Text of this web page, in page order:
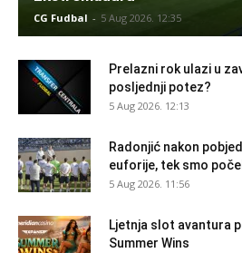
CG Fudbal - 5 Aug 2026. 12:35
Prelazni rok ulazi u
posljednji potez?
5 Aug 2026. 12:13
Radonjić nakon
euforije, tek smo
5 Aug 2026. 11:56
Ljetnja slot avantura
Summer Wins